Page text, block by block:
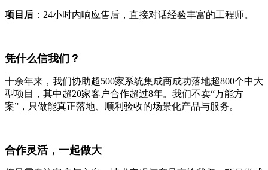
项目后 ：24小时内响应售后，直接对话经验丰富的工程师。
凭什么信我们？
十余年来，我们协助超500家系统集成商成功落地超800个中大
型项目，其中超20家客户合作超过8年。我们不卖“万能方
案”，只做能真正落地、顺利验收的场景化产品与服务。
合作灵活，一起做大